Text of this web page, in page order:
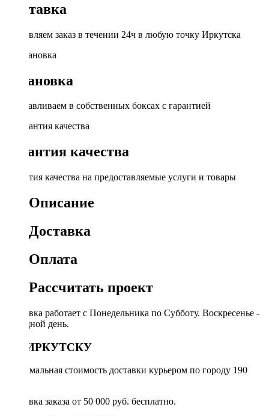
Доставка
Доставляем заказ в течении 24ч в любую точку Иркутска
Установка
Устанавливаем в собственных боксах с гарантией
Гарантия качества
Гарантия качества на предоставляемые услуги и товары
Описание
Доставка
Оплата
Рассчитать проект
Доставка работает с Понедельника по Субботу. Воскресенье -
выходной день.
ПО ИРКУТСКУ
Минимальная стоимость доставки курьером по городу 190
Доставка заказа от 50 000 руб. бесплатно.